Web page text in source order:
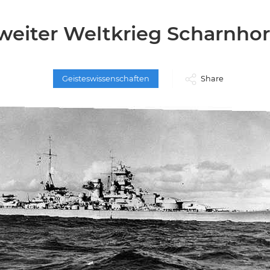
Weltkrieg
Geisteswissenschaften Share